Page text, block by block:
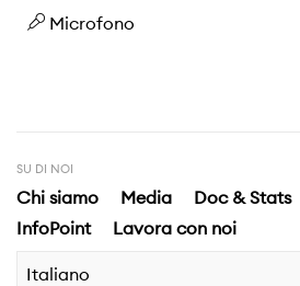
Microfono
SU DI NOI
Chi siamo Media Doc & Stats
InfoPoint
Lavora con noi
Italiano